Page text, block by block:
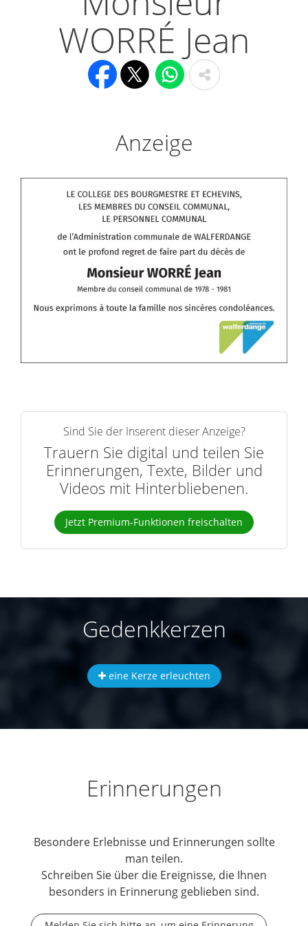
WORRÉ Jean
Anzeige
Sind Sie der Inserent dieser Anzeige?
Trauern Sie digital und teilen Sie
Erinnerungen, Texte, Bilder und
Videos mit Hinterbliebenen.
Jetzt Premium-Funktionen freischalten
Gedenkkerzen
eine Kerze erleuchten
Erinnerungen
Besondere Erlebnisse und Erinnerungen sollte
man teilen.
Schreiben Sie über die Ereignisse, die Ihnen
besonders in Erinnerung geblieben sind.